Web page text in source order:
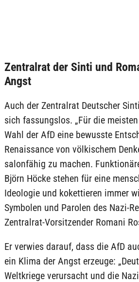
Zentralrat der Sinti und
Angst
Auch der Zentralrat Deutscher
sich fassungslos. „Für die
Wahl der AfD eine bewusste
Renaissance von völkischem
salonfähig zu machen.
Björn Höcke stehen für eine
Ideologie und kokettieren immer
Symbolen und Parolen des Nazi-
Zentralrat-Vorsitzender Romani
Er verwies darauf, dass die AfD
ein Klima der Angst erzeuge:
Weltkriege verursacht und die